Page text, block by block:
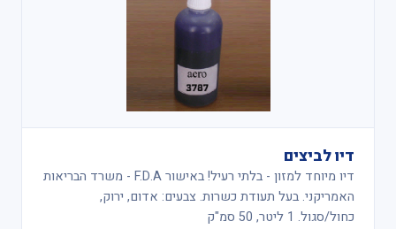
דיו לביצים
דיו מיוחד למזון - בלתי רעיל! באישור F.D.A - משרד הבריאות
האמריקני. בעל תעודת כשרות. צבעים: אדום, ירוק,
כחול/סגול. 1 ליטר, 50 סמ"ק